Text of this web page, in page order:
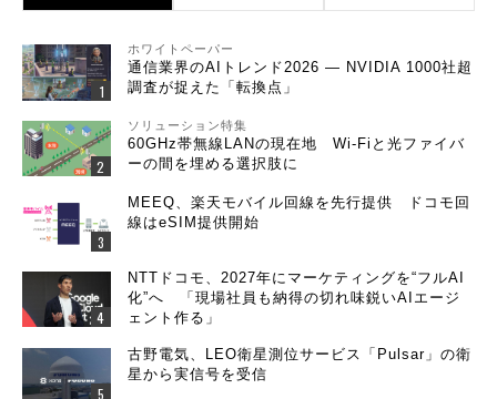
ホワイトペーパー
通信業界のAIトレンド2026 ― NVIDIA 1000社超
調査が捉えた「転換点」
ソリューション特集
60GHz帯無線LANの現在地 Wi-Fiと光ファイバ
ーの間を埋める選択肢に
MEEQ、楽天モバイル回線を先行提供 ドコモ回
線はeSIM提供開始
NTTドコモ、2027年にマーケティングを“フルAI
化”へ 「現場社員も納得の切れ味鋭いAIエージ
ェント作る」
古野電気、LEO衛星測位サービス「Pulsar」の衛
星から実信号を受信